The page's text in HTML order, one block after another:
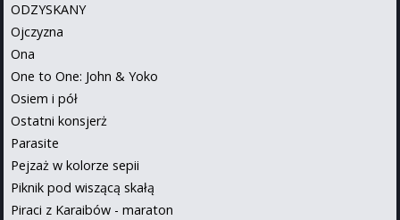
ODZYSKANY
Ojczyzna
Ona
One to One: John & Yoko
Osiem i pół
Ostatni konsjerż
Parasite
Pejzaż w kolorze sepii
Piknik pod wiszącą skałą
Piraci z Karaibów - maraton